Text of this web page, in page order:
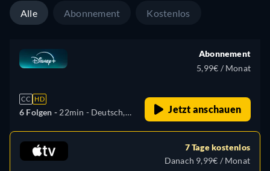
Ungarisch, Portugiesisch
(Brasilien), Türkisch
Alle Abonnement Kostenlos
CC HD
6 Folgen - 22min - Deutsch,
Spanisch, Spanisch
(Lateinamerika), Französisch,
Abonnement
5,99€ / Monat
Jetzt anschauen
7 Tage kostenlos
Danach 9,99€ / Monat